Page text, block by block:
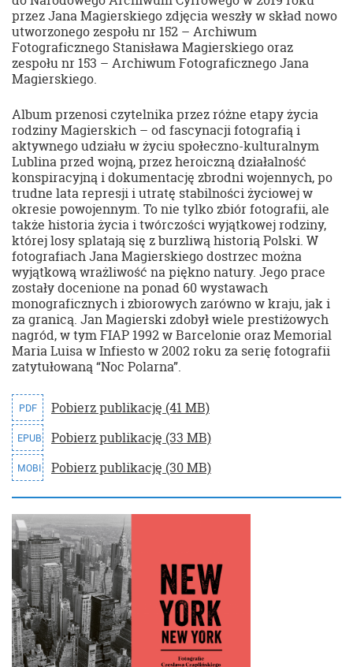
przez Jana Magierskiego zdjęcia weszły w skład nowo
utworzonego zespołu nr 152 – Archiwum
Fotograficznego Stanisława Magierskiego oraz
zespołu nr 153 – Archiwum Fotograficznego Jana
Magierskiego.
Album przenosi czytelnika przez różne etapy życia
rodziny Magierskich – od fascynacji fotografią i
aktywnego udziału w życiu społeczno-kulturalnym
Lublina przed wojną, przez heroiczną działalność
konspiracyjną i dokumentację zbrodni wojennych, po
trudne lata represji i utratę stabilności życiowej w
okresie powojennym. To nie tylko zbiór fotografii, ale
także historia życia i twórczości wyjątkowej rodziny,
której losy splatają się z burzliwą historią Polski. W
fotografiach Jana Magierskiego dostrzec można
wyjątkową wrażliwość na piękno natury. Jego prace
zostały docenione na ponad 60 wystawach
monograficznych i zbiorowych zarówno w kraju, jak i
za granicą. Jan Magierski zdobył wiele prestiżowych
nagród, w tym FIAP 1992 w Barcelonie oraz Memorial
Maria Luisa w Infiesto w 2002 roku za serię fotografii
zatytułowaną “Noc Polarna”.
PDF Pobierz publikację (41 MB)
EPUB Pobierz publikację (33 MB)
MOBI Pobierz publikację (30 MB)